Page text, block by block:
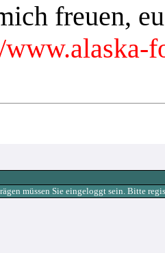
freuen,
müssen Sie eingeloggt sein. Bitte